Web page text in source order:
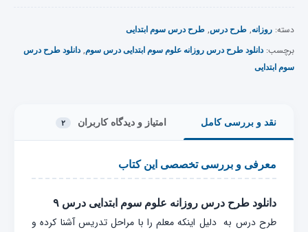
دسته: روزانه, طرح درس, طرح درس سوم ابتدایی
برچسب:دانلود طرح درس روزانه علوم سوم ابتدایی درس سوم,دانلود طرح درس
سوم ابتدایی
نقد و بررسی کامل امتیاز و دیدگاه کاربران ۲
معرفی و بررسی تخصصی این کتاب
دانلود طرح درس روزانه علوم سوم ابتدایی درس ۹
طرح درس به دلیل اینکه معلم را با مراحل تدریس آشنا کرده و